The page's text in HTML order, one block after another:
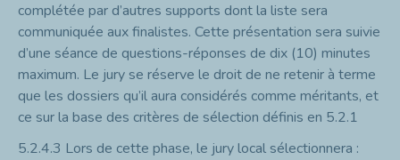
complétée par d’autres supports dont la liste sera
communiquée aux finalistes. Cette présentation sera suivie
d’une séance de questions-réponses de dix (10) minutes
maximum. Le jury se réserve le droit de ne retenir à terme
que les dossiers qu’il aura considérés comme méritants, et
ce sur la base des critères de sélection définis en 5.2.1
5.2.4.3 Lors de cette phase, le jury local sélectionnera :